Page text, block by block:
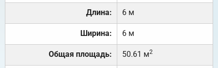
Длина: 6 м
Ширина: 6 м
Общая площадь: 50.61 м2